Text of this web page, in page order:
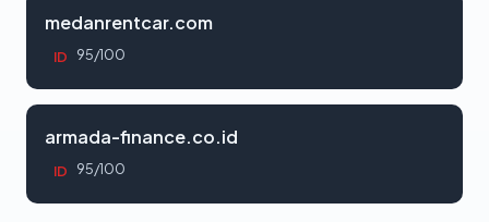
medanrentcar.com
ID 95/100
armada-finance.co.id
ID 95/100